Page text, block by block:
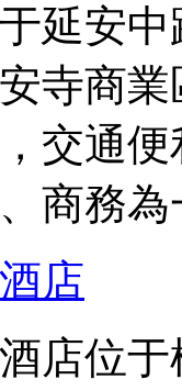
延安
寺商
交通
商務
店
店位